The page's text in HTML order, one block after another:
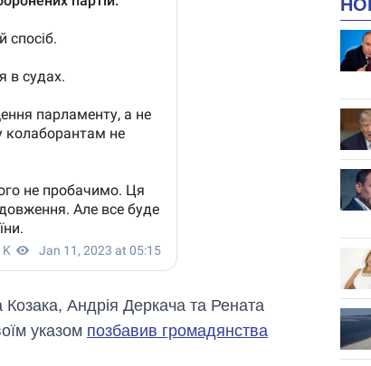
Андрія Деркача та Рената
указом позбавив громадянства